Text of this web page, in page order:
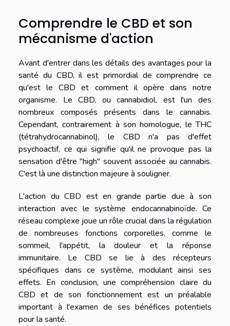
Comprendre le CBD et son
mécanisme d'action
Avant d'entrer dans les détails des avantages pour la
santé du CBD, il est primordial de comprendre ce
qu'est le CBD et comment il opère dans notre
organisme. Le CBD, ou cannabidiol, est l'un des
nombreux composés présents dans le cannabis.
Cependant, contrairement à son homologue, le THC
(tétrahydrocannabinol), le CBD n'a pas d'effet
psychoactif, ce qui signifie qu'il ne provoque pas la
sensation d'être "high" souvent associée au cannabis.
C'est là une distinction majeure à souligner.
L'action du CBD est en grande partie due à son
interaction avec le système endocannabinoïde. Ce
réseau complexe joue un rôle crucial dans la régulation
de nombreuses fonctions corporelles, comme le
sommeil, l'appétit, la douleur et la réponse
immunitaire. Le CBD se lie à des récepteurs
spécifiques dans ce système, modulant ainsi ses
effets. En conclusion, une compréhension claire du
CBD et de son fonctionnement est un préalable
important à l'examen de ses bénéfices potentiels
pour la santé.